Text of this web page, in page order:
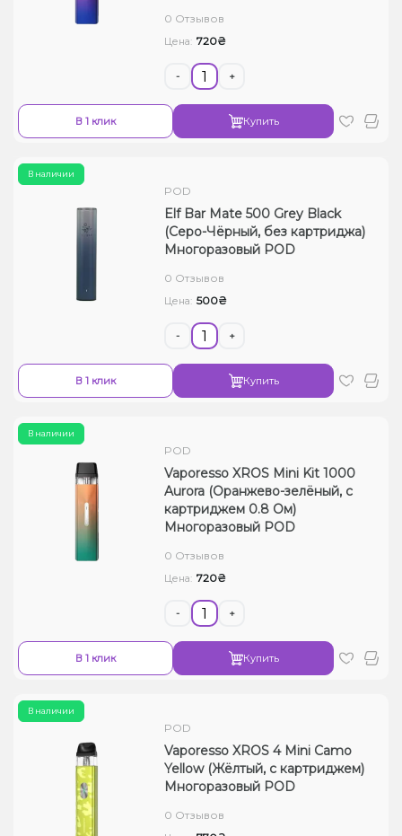
0 Отзывов
Цена: 720₴
- +
В 1 клик Купить
В наличии
POD
Elf Bar Mate 500 Grey Black
(Серо-Чёрный, без картриджа)
Многоразовый POD
0 Отзывов
Цена: 500₴
- +
В 1 клик Купить
В наличии
POD
Vaporesso XROS Mini Kit 1000
Aurora (Оранжево-зелёный, с
картриджем 0.8 Ом)
Многоразовый POD
0 Отзывов
Цена: 720₴
- +
В 1 клик Купить
В наличии
POD
Vaporesso XROS 4 Mini Camo
Yellow (Жёлтый, с картриджем)
Многоразовый POD
0 Отзывов